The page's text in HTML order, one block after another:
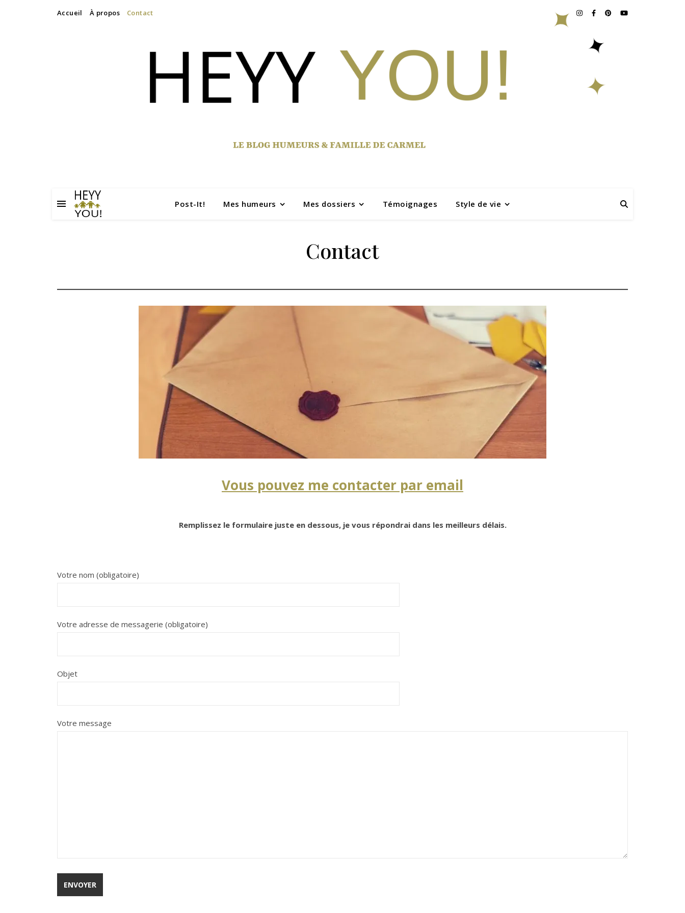
Accueil À propos Contact
Post-It! Mes humeurs Mes dossiers Témoignages Style de vie
Contact
Vous pouvez me contacter par email
Remplissez le formulaire juste en dessous, je vous répondrai dans les meilleurs délais.
Votre nom (obligatoire)
Votre adresse de messagerie (obligatoire)
Objet
Votre message